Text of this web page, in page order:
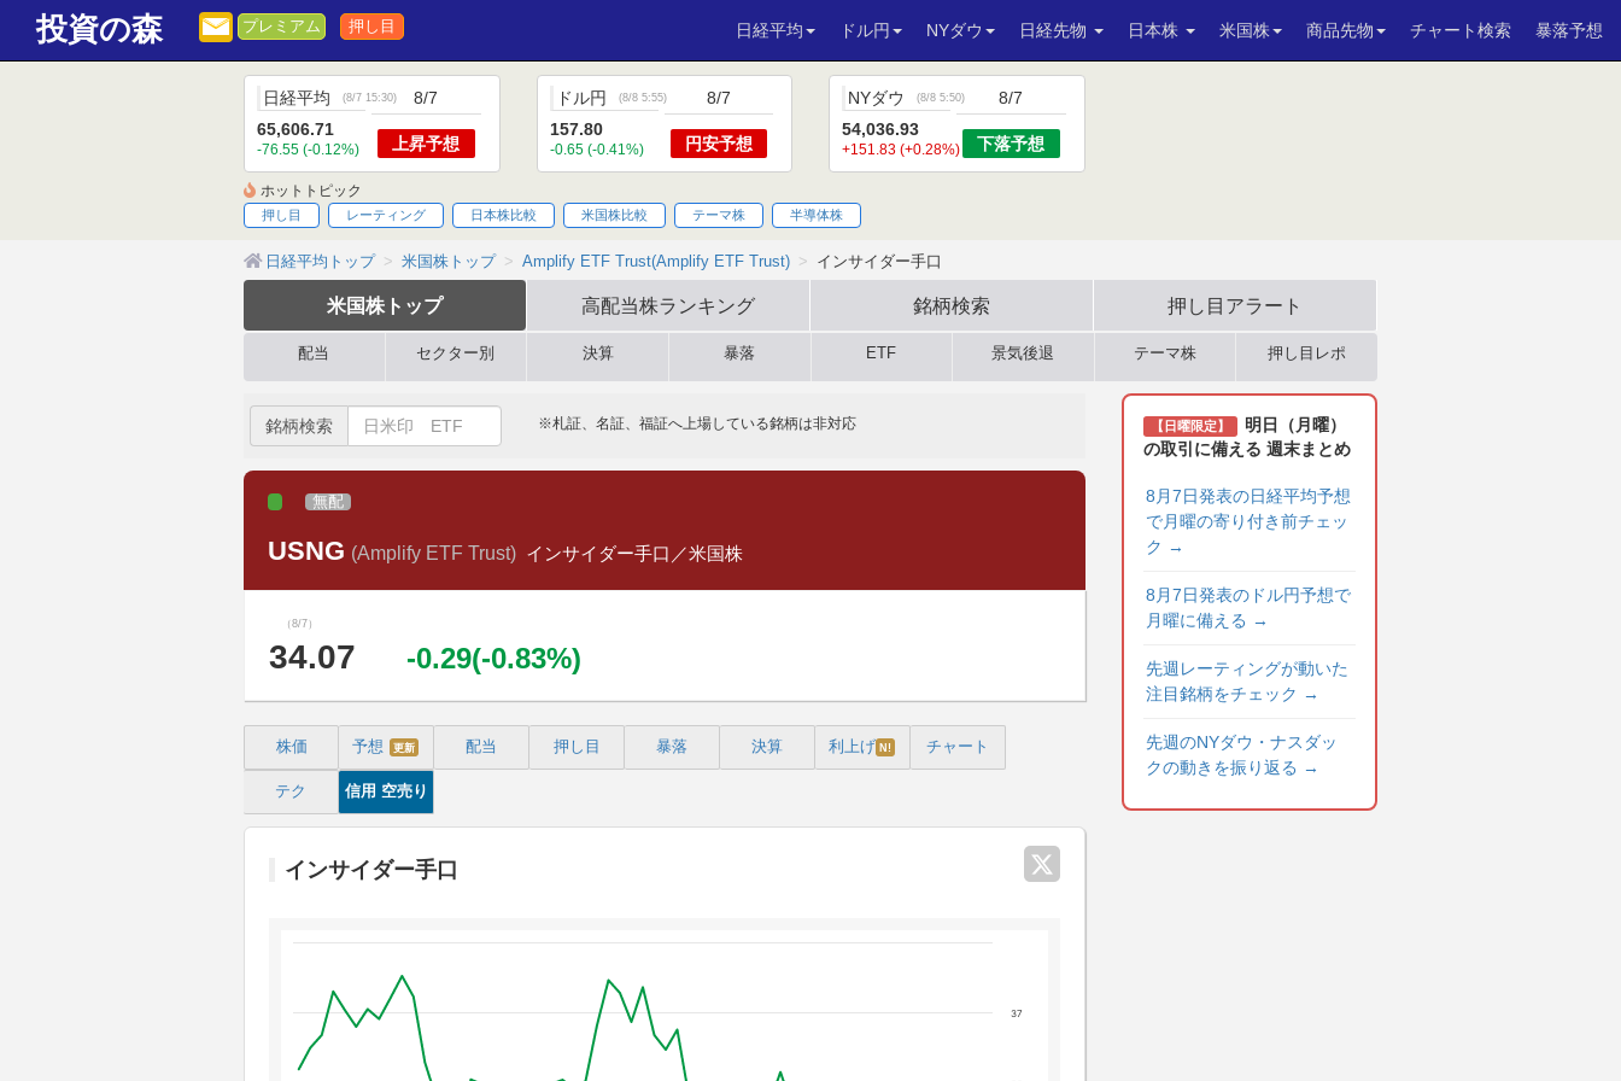
投資の森 プレミアム 押し目 日経平均 ドル円 NYダウ 日経先物 日本株 米国株 商品先物 チャート検索 暴落予想
日経平均 (8/7 15:30)
65,606.71
-76.55 (-0.12%)
8/7
上昇予想
ドル円 (8/8 5:55)
157.80
-0.65 (-0.41%)
8/7
円安予想
NYダウ (8/8 5:50)
54,036.93
+151.83 (+0.28%)
8/7
下落予想
ホットトピック
押し目 レーティング 日本株比較 米国株比較 テーマ株 半導体株
日経平均トップ 米国株トップ Amplify ETF Trust(Amplify ETF Trust) インサイダー手口
米国株 トップ 高配当株ランキング 銘柄検索 押し目アラート
配当 セクター別 決算 暴落 ETF 景気後退 テーマ株 押し目レポ
銘柄検索 ※札証、名証、福証へ上場している銘柄は非対応
無配
USNG (Amplify ETF Trust) インサイダー手口／米国株
（8/7）
34.07 -0.29(-0.83%)
株価 予想 更新 配当 押し目 暴落 決算 利上げ N! チャート
テク 信用 空売り
インサイダー手口
37
【日曜限定】
明日（月曜）
の取引に備える 週末まとめ
8月7日発表の日経平均予想
で月曜の寄り付き前チェッ
ク →
8月7日発表のドル円予想で
月曜に備える →
先週レーティングが動いた
注目銘柄をチェック →
先週のNYダウ・ナスダッ
クの動きを振り返る →